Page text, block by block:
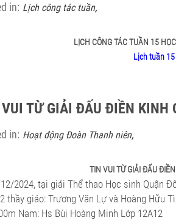
in: Lịch công tác tuần,
LỊCH CÔNG TÁC TUẦN 15
Lịch tuần
TỪ GIẢI ĐẤU ĐIỀN KINH
in: Hoạt động Đoàn Thanh niên,
TIN VUI TỪ GIẢI ĐẤU
2024, tại giải Thể thao Học sinh Quận
thầy giáo: Trương Văn Lự và Hoàng Hữu
Nam: Hs Bùi Hoàng Minh Lớp 12A12